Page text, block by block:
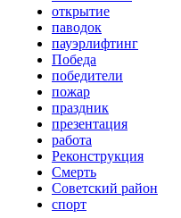
открытие
паводок
пауэрлифтинг
Победа
победители
пожар
праздник
презентация
работа
Реконструкция
Смерть
Советский район
спорт